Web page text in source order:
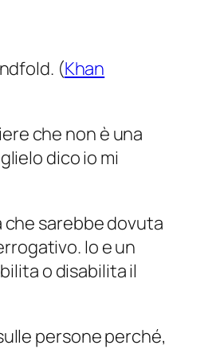
(Khan
che non è una
dico io mi
che sarebbe dovuta
Io e un
o disabilita il
persone perché,